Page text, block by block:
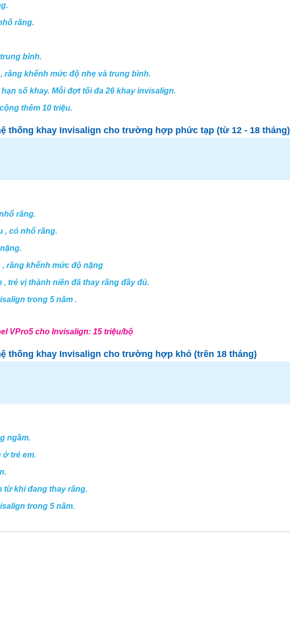
răng.
bình.
răng khểnh mức độ nhẹ và trung bình.
số khay. Mỗi đợt tối đa 26 khay invisalign.
thêm 10 triệu.
thống khay Invisalign cho trường hợp phức tạp (từ 12 - 18 tháng)
răng.
, có nhổ răng.
răng khểnh mức độ nặng
trẻ vị thành niên đã thay răng đầy đủ.
trong 5 năm .
VPro5 cho Invisalign: 15 triệu/bộ
thống khay Invisalign cho trường hợp khó (trên 18 tháng)
ngầm.
ở trẻ em.
từ khi đang thay răng.
trong 5 năm.